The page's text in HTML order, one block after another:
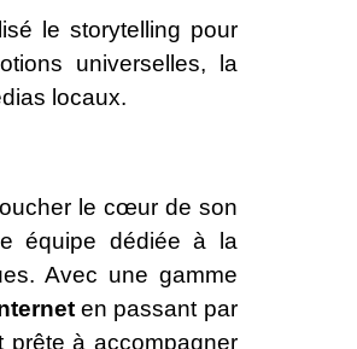
le storytelling pour
universelles, la
locaux.
le cœur de son
équipe dédiée à la
Avec une gamme
en passant par
prête à accompagner